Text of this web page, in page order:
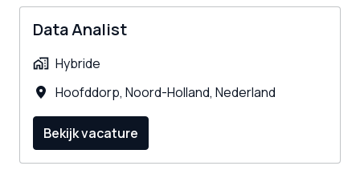
Data Analist
Hybride
Hoofddorp, Noord-Holland, Nederland
Bekijk vacature